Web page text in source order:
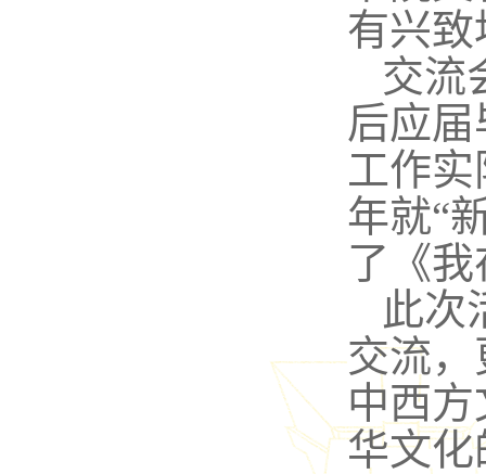
有兴
交流
后应
工作
年就“
了《
此次
交流，
中西
华文化